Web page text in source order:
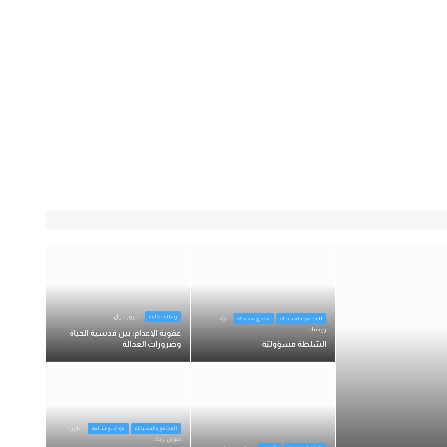
الاجتهاد: ثروة لا تُقدَّر بثمن
إدكار طرابلسي
المجتمع والمسيحيّة مبادئ مسيحيّة
براد
روستاد
السّلطة مسؤوليّة
رسالة الكلمة جورج غزال
عقوبة الإعدام: بين قدسيّة الحياة
وضرورات العدالة
المجتمع والمسيحيّة مواضيع شائعة
غلوريا
صوّان يزبك